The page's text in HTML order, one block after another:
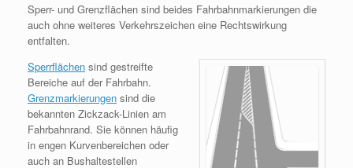
Sperr- und Grenzflächen sind beides Fahrbahnmarkierungen die
auch ohne weiteres Verkehrszeichen eine Rechtswirkung
entfalten.
Sperrflächen sind gestreifte
Bereiche auf der Fahrbahn.
Grenzmarkierungen sind die
bekannten Zickzack-Linien am
Fahrbahnrand. Sie können häufig
in engen Kurvenbereichen oder
auch an Bushaltestellen